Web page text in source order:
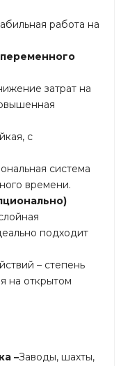
работа на
затрат на
с
система
времени.
подходит
– степень
на открытом
–Заводы, шахты,